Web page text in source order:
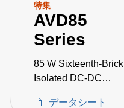
特集
AVD85
Series
85 W Sixteenth-Brick
Isolated DC-DC
データシート